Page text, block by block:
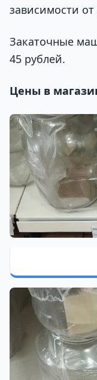
зависимости
Закаточные
45 рублей.
Цены в